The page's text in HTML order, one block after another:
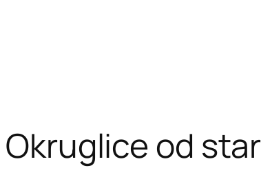
Okruglice od